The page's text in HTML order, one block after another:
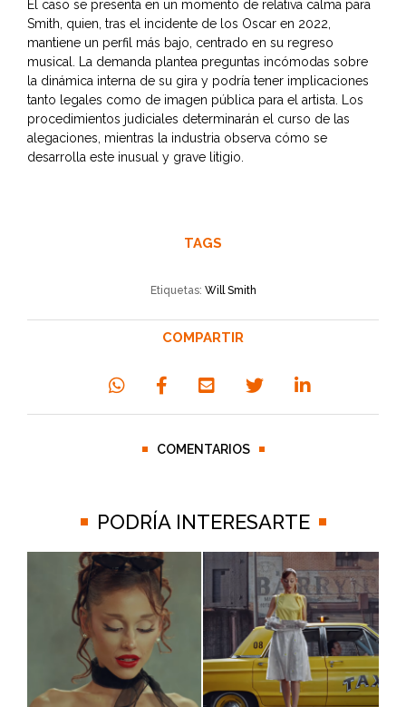
El caso se presenta en un momento de relativa calma para
Smith, quien, tras el incidente de los Oscar en 2022,
mantiene un perfil más bajo, centrado en su regreso
musical. La demanda plantea preguntas incómodas sobre
la dinámica interna de su gira y podría tener implicaciones
tanto legales como de imagen pública para el artista. Los
procedimientos judiciales determinarán el curso de las
alegaciones, mientras la industria observa cómo se
desarrolla este inusual y grave litigio.
TAGS
Etiquetas: Will Smith
COMPARTIR
COMENTARIOS
PODRÍA INTERESARTE